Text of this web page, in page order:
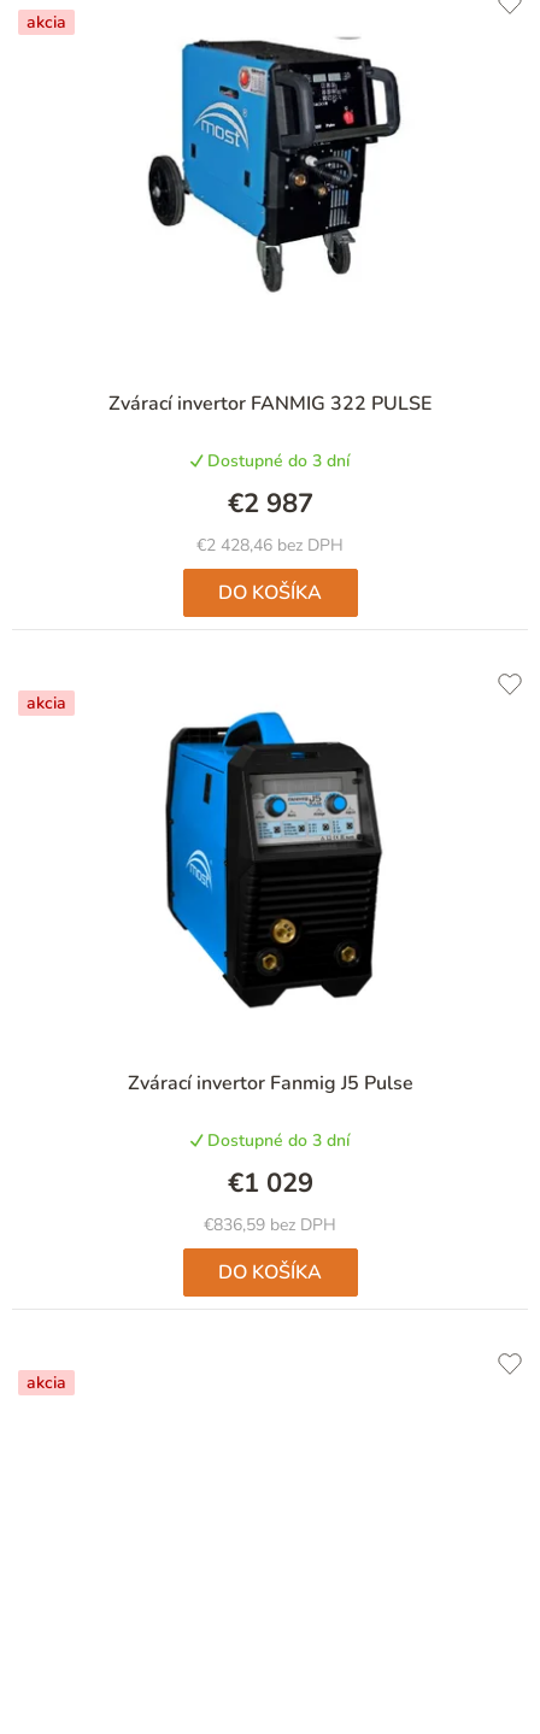
akcia
Zvárací invertor FANMIG 322 PULSE
Dostupné do 3 dní
€2 428,46 bez DPH
€2 987
DO KOŠÍKA
akcia
Zvárací invertor Fanmig J5 Pulse
Dostupné do 3 dní
€836,59 bez DPH
€1 029
DO KOŠÍKA
akcia